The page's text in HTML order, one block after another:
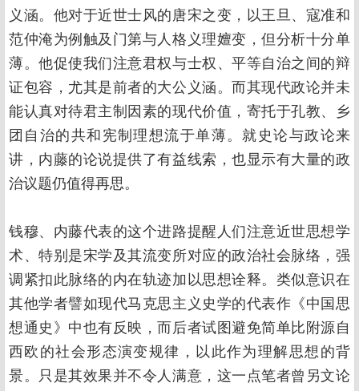
义涵。他对于近世士风的唐宋之变，以王旦、寇准和
范仲淹为例触及门第与人格义理嬗变，但分析十分单
薄。他促使我们注意君权与士权、平等自治之间的辩
证包容，尤其是前者的大公义涵。而其现代政论并未
能认真对待君主制因素的现代价值，寄托于孔教、乡
团自治的共和宪制理想流于单薄。就史论与政论来
讲，内藤的论说提供了有益线索，也显示有大量的政
治议题仍值得再思。
钱穆、内藤代表的这个进路提醒人们注意近世思想学
术、特别是宋学及其流变所对应的政治社会脉络，强
调紧扣此脉络的内在轨迹加以思想诠释。类似意识在
其他学者譬如现代马克思主义史学的代表作《中国思
想通史》中也有反映，而后者试图避免简单比附源自
西欧的社会形态演变规律，以此作为理解思想的背
景。只是其效果并不令人满意，这一点笔者曾另文论